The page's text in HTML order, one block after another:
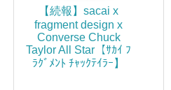
【続報】sacai x
fragment design x
Converse Chuck
Taylor All Star【ｻｶｲ ﾌ
ﾗｸﾞﾒﾝﾄ ﾁｬｯｸﾃｲﾗｰ】